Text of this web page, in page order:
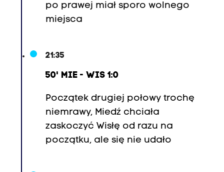
po prawej miał sporo wolnego
miejsca
21:35
50' MIE - WIS 1:0
Początek drugiej połowy trochę
niemrawy, Miedź chciała
zaskoczyć Wisłę od razu na
początku, ale się nie udało